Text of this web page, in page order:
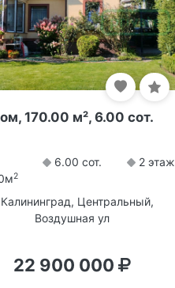
170.00 м², 6.00 сот.
2
6.00 сот. 2 этаж
Калининград, Центральный,
Воздушная ул
22 900 000